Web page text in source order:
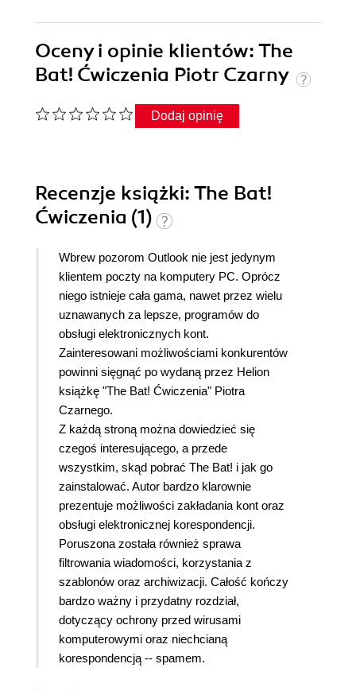
Oceny i opinie klientów: The
Bat! Ćwiczenia Piotr Czarny
Dodaj opinię
Recenzje książki: The Bat!
Ćwiczenia (1)
Wbrew pozorom Outlook nie jest jedynym
klientem poczty na komputery PC. Oprócz
niego istnieje cała gama, nawet przez wielu
uznawanych za lepsze, programów do
obsługi elektronicznych kont.
Zainteresowani możliwościami konkurentów
powinni sięgnąć po wydaną przez Helion
książkę "The Bat! Ćwiczenia" Piotra
Czarnego.
Z każdą stroną można dowiedzieć się
czegoś interesującego, a przede
wszystkim, skąd pobrać The Bat! i jak go
zainstalować. Autor bardzo klarownie
prezentuje możliwości zakładania kont oraz
obsługi elektronicznej korespondencji.
Poruszona została również sprawa
filtrowania wiadomości, korzystania z
szablonów oraz archiwizacji. Całość kończy
bardzo ważny i przydatny rozdział,
dotyczący ochrony przed wirusami
komputerowymi oraz niechcianą
korespondencją -- spamem.